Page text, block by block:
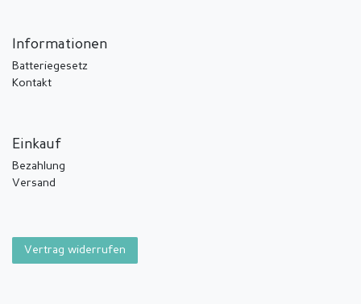
Informationen
Batteriegesetz
Kontakt
Einkauf
Bezahlung
Versand
Vertrag widerrufen